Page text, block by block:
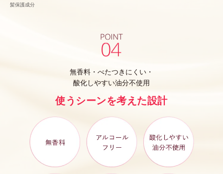
髪保護成分
無香料・べたつきにくい・
酸化しやすい油分不使用
使うシーンを考えた設計